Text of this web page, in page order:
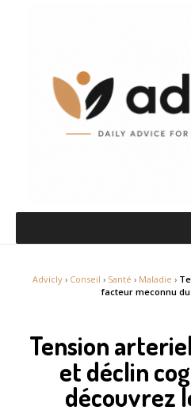
Advicly › Conseil › Santé › Maladie ›
facteur meconnu
Tension
et déclin
découvrez